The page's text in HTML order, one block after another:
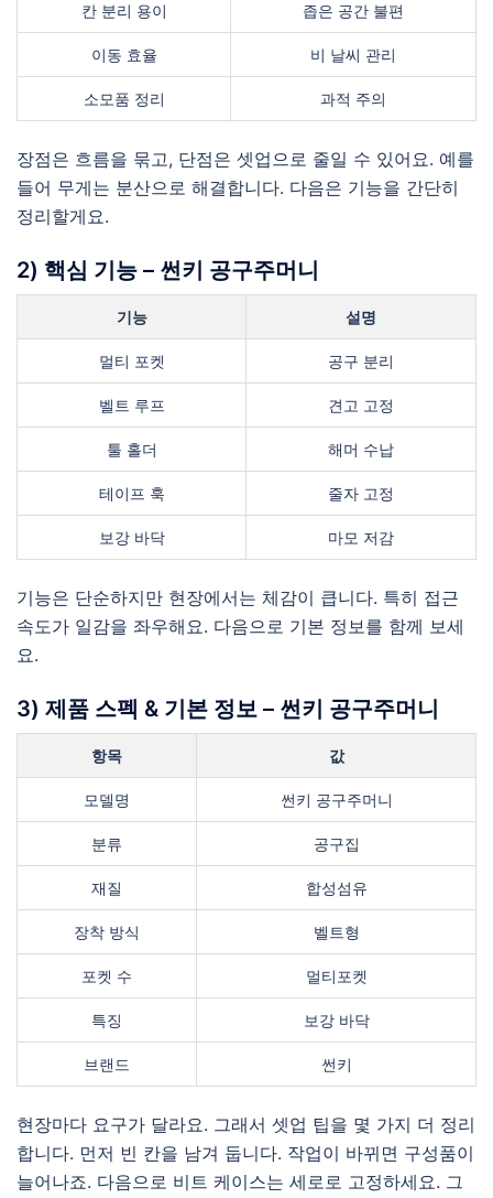
칸 분리 용이 좁은 공간 불편
이동 효율 비 날씨 관리
소모품 정리 과적 주의
장점은 흐름을 묶고, 단점은 셋업으로 줄일 수 있어요. 예를
들어 무게는 분산으로 해결합니다. 다음은 기능을 간단히
정리할게요.
2) 핵심 기능 – 썬키 공구주머니
기능 설명
멀티 포켓 공구 분리
벨트 루프 견고 고정
툴 홀더 해머 수납
테이프 훅 줄자 고정
보강 바닥 마모 저감
기능은 단순하지만 현장에서는 체감이 큽니다. 특히 접근
속도가 일감을 좌우해요. 다음으로 기본 정보를 함께 보세
요.
3) 제품 스펙 & 기본 정보 – 썬키 공구주머니
항목 값
모델명 썬키 공구주머니
분류 공구집
재질 합성섬유
장착 방식 벨트형
포켓 수 멀티포켓
특징 보강 바닥
브랜드 썬키
현장마다 요구가 달라요. 그래서 셋업 팁을 몇 가지 더 정리
합니다. 먼저 빈 칸을 남겨 둡니다. 작업이 바뀌면 구성품이
늘어나죠. 다음으로 비트 케이스는 세로로 고정하세요. 그